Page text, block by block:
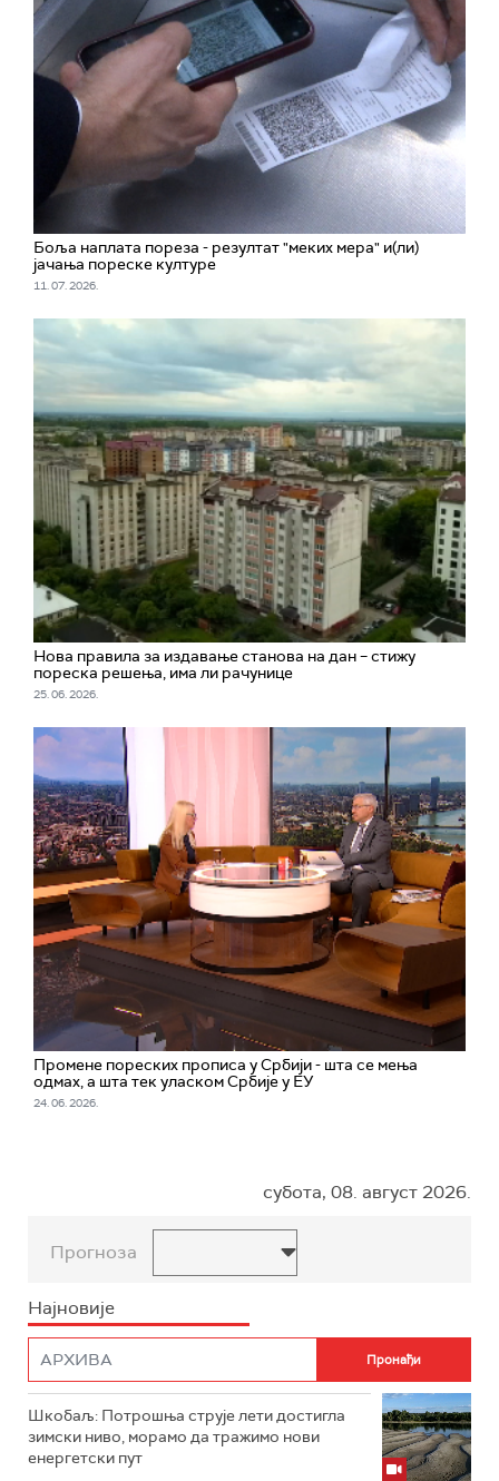
Боља наплата пореза - резултат "меких мера" и(ли)
јачања пореске културе
11. 07. 2026.
Нова правила за издавање станова на дан – стижу
пореска решења, има ли рачунице
25. 06. 2026.
Промене пореских прописа у Србији - шта се мења
одмах, а шта тек уласком Србије у ЕУ
24. 06. 2026.
субота, 08. август 2026.
Прогноза
Најновије
Шкобаљ: Потрошња струје лети достигла
зимски ниво, морамо да тражимо нови
енергетски пут